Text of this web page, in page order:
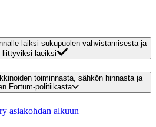
laiksi sukupuolen vahvistamisesta ja
liittyviksi laeiksi
toiminnasta, sähkön hinnasta ja
Fortum-politiikasta
asiakohdan alkuun